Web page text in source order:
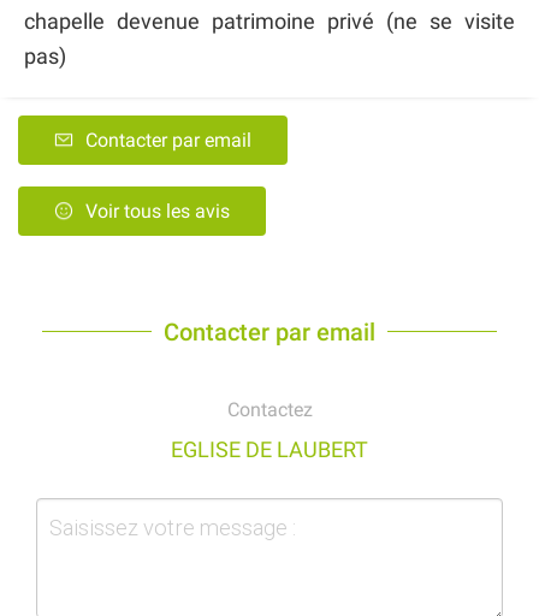
chapelle devenue patrimoine privé (ne se visite
pas)
Contacter par email
Voir tous les avis
Contacter par email
Contactez
EGLISE DE LAUBERT